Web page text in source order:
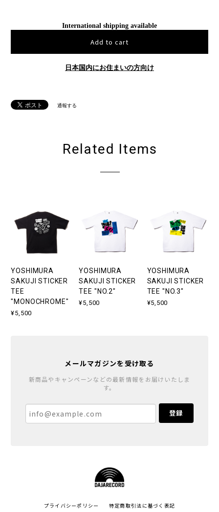
International shipping available
Add to cart
日本国内にお住まいの方向け
通報する
Related Items
YOSHIMURA
SAKUJI STICKER
TEE
"MONOCHROME"
¥5,500
YOSHIMURA
SAKUJI STICKER
TEE "NO.2"
¥5,500
YOSHIMURA
SAKUJI STICKER
TEE "NO.3"
¥5,500
メールマガジンを受け取る
新商品やキャンペーンなどの最新情報をお届けいたしま
す。
登録
プライバシーポリシー 特定商取引法に基づく表記